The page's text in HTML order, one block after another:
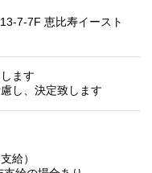
7-7F 恵比寿イースト
ます
し、決定致します
給）